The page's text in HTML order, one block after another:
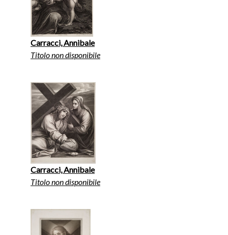
Carracci, Annibale
Titolo non disponibile
Carracci, Annibale
Titolo non disponibile